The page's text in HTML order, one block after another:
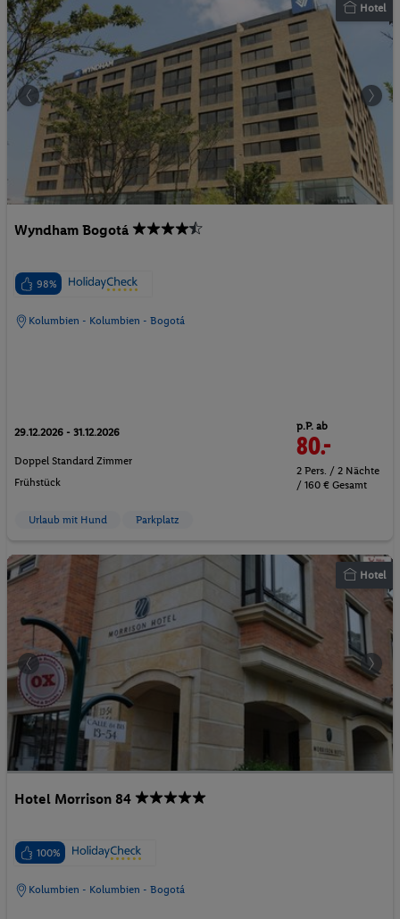
Hotel
Wyndham Bogotá
98%
Kolumbien - Kolumbien - Bogotá
29.12.2026 - 31.12.2026
Doppel Standard Zimmer
Frühstück
p.P. ab
80.-
2 Pers. / 2 Nächte
/ 160 € Gesamt
Urlaub mit Hund Parkplatz
Hotel
Hotel Morrison 84
100%
Kolumbien - Kolumbien - Bogotá